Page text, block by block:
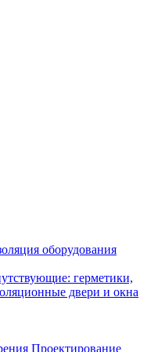
оборудования
герметики,
двери и окна
Проектирование